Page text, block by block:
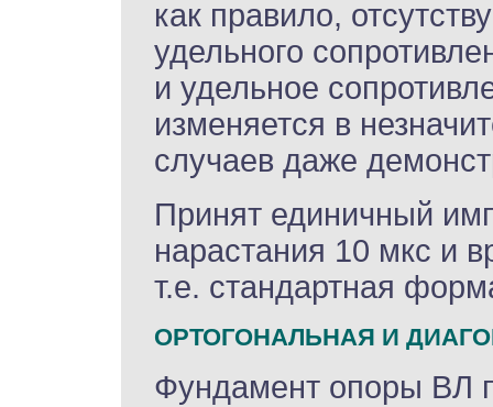
как правило,
удельного
и удельное
изменяется в
случаев даже
Принят единичный
нарастания 10 мкс и
т.е. стандартная
ОРТОГОНАЛЬНАЯ И
Фундамент опоры ВЛ